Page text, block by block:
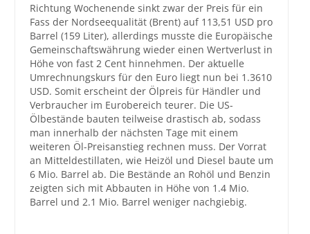
Marktinformationen
Wunschpreis Benachrichtigung
Großbestellungen
Produkte
Service
Richtung Wochenende sinkt zwar der Preis für ein
Fass der Nordseequalität (Brent) auf 113,51 USD pro
Barrel (159 Liter), allerdings musste die Europäische
Gemeinschaftswährung wieder einen Wertverlust in
Höhe von fast 2 Cent hinnehmen. Der aktuelle
Umrechnungskurs für den Euro liegt nun bei 1.3610
USD. Somit erscheint der Ölpreis für Händler und
Verbraucher im Eurobereich teurer. Die US-
Ölbestände bauten teilweise drastisch ab, sodass
man innerhalb der nächsten Tage mit einem
weiteren Öl-Preisanstieg rechnen muss. Der Vorrat
an Mitteldestillaten, wie Heizöl und Diesel baute um
6 Mio. Barrel ab. Die Bestände an Rohöl und Benzin
zeigten sich mit Abbauten in Höhe von 1.4 Mio.
Barrel und 2.1 Mio. Barrel weniger nachgiebig.